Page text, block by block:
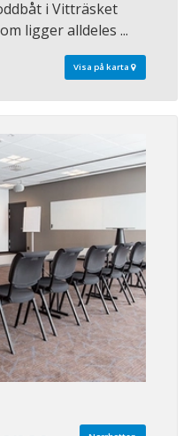
i Vitträsket
ligger alldeles ...
Visa på karta